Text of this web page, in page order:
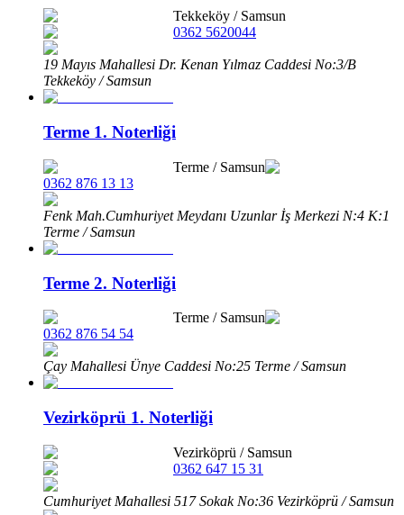
Tekkeköy / Samsun
0362 5620044
19 Mayıs Mahallesi Dr. Kenan Yılmaz Caddesi No:3/B
Tekkeköy / Samsun
Terme 1. Noterliği
Terme / Samsun
0362 876 13 13
Fenk Mah.Cumhuriyet Meydanı Uzunlar İş Merkezi N:4 K:1
Terme / Samsun
Terme 2. Noterliği
Terme / Samsun
0362 876 54 54
Çay Mahallesi Ünye Caddesi No:25 Terme / Samsun
Vezirköprü 1. Noterliği
Vezirköprü / Samsun
0362 647 15 31
Cumhuriyet Mahallesi 517 Sokak No:36 Vezirköprü / Samsun